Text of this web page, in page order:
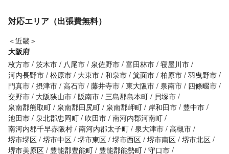
対応エリア（出張費無料）
＜近畿＞
大阪府
枚方市 茨木市 八尾市 泉佐野市 富田林市 寝屋川市
河内長野市 松原市 大東市 和泉市 箕面市 柏原市 羽曳野市
門真市 摂津市 高石市 藤井寺市 東大阪市 泉南市
四條畷市
交野市
大阪狭山市 阪南市 三島郡島本町
貝塚市
泉南郡熊取町
泉南郡田尻町 泉南郡岬町 岸和田市
豊中市
池田市
泉北郡忠岡町 吹田市 南河内郡河南町
南河内郡千早赤阪村 南河内郡太子町 泉大津市 高槻市
堺市堺区 堺市中区 堺市東区 堺市西区 堺市南区 堺市北区
堺市美原区
豊能郡豊能町 豊能郡能勢町 守口市